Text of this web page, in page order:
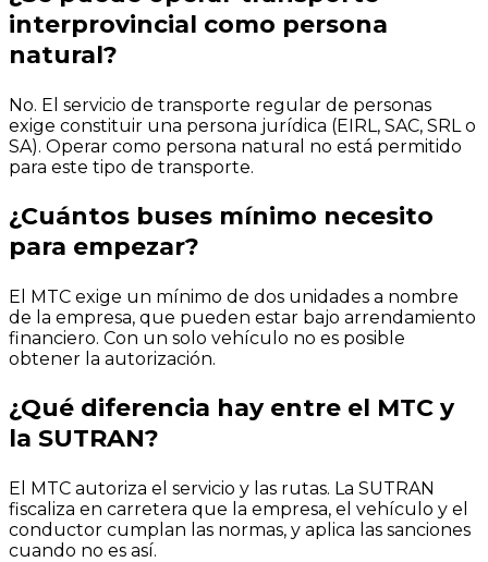
interprovincial como persona
natural?
No. El servicio de transporte regular de personas
exige constituir una persona jurídica (EIRL, SAC, SRL o
SA). Operar como persona natural no está permitido
para este tipo de transporte.
¿Cuántos buses mínimo necesito
para empezar?
El MTC exige un mínimo de dos unidades a nombre
de la empresa, que pueden estar bajo arrendamiento
financiero. Con un solo vehículo no es posible
obtener la autorización.
¿Qué diferencia hay entre el MTC y
la SUTRAN?
El MTC autoriza el servicio y las rutas. La SUTRAN
fiscaliza en carretera que la empresa, el vehículo y el
conductor cumplan las normas, y aplica las sanciones
cuando no es así.